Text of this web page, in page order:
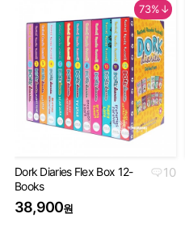
73%↓
10
Dork Diaries Flex Box 12-
Books
38,900원